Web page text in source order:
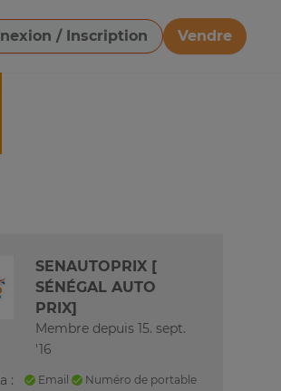
/ Inscription
Vendre
une image
SENAUTOPRIX [
SÉNÉGAL AUTO
PRIX]
Membre depuis 15. sept.
'16
:
Email Numéro de portable